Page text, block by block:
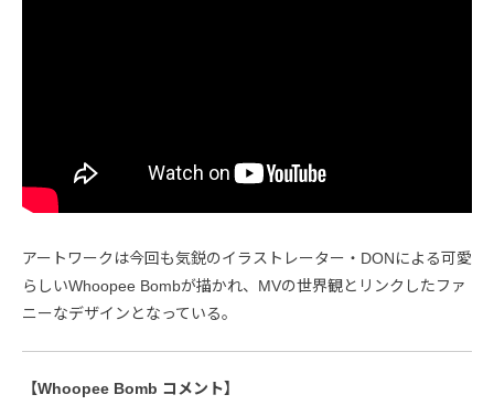
アートワークは今回も気鋭のイラストレーター・DONによる可愛
らしいWhoopee Bombが描かれ、MVの世界観とリンクしたファ
ニーなデザインとなっている。
【Whoopee Bomb コメント】